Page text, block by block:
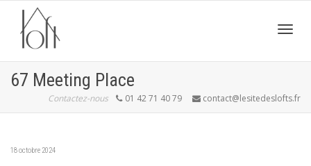
67 Meeting Place
Contactez-nous 01 42 71 40 79 contact@lesitedeslofts.fr
18 octobre 2024